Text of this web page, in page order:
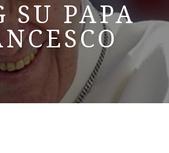
SU PAPA